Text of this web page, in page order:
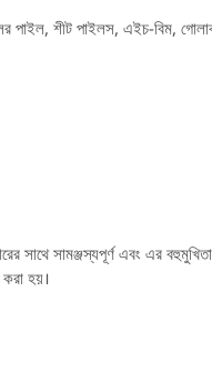
পাইল, শীট পাইলস, এইচ-বিম,
সাথে সামঞ্জস্যপূর্ণ এবং এর
হয়।